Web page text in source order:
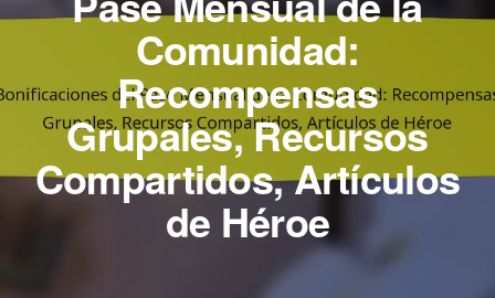
Comunidad:
Recompensas
Grupales, Recursos
Compartidos, Artículos
de Héroe